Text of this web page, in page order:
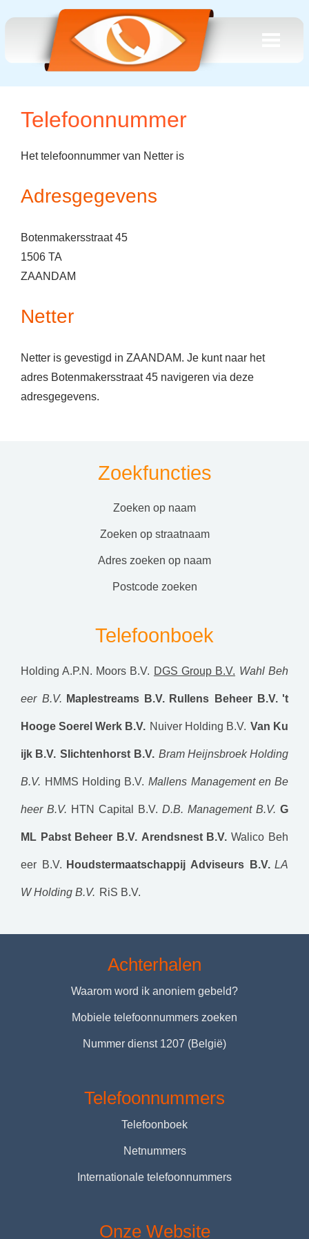
Telefoonnummer
Het telefoonnummer van Netter is
Adresgegevens
Botenmakersstraat 45
1506 TA
ZAANDAM
Netter
Netter is gevestigd in ZAANDAM. Je kunt naar het
adres Botenmakersstraat 45 navigeren via deze
adresgegevens.
Zoekfuncties
zoeken op naam
zoeken op straatnaam
adres zoeken op naam
postcode zoeken
Telefoonboek
Holding A.P.N. Moors B.V. DGS Group B.V. Wahl Beh
eer B.V. Maplestreams B.V. Rullens Beheer B.V. 't
Hooge Soerel Werk B.V. Nuiver Holding B.V. Van Ku
ijk B.V. Slichtenhorst B.V. Bram Heijnsbroek Holding
B.V. HMMS Holding B.V. Mallens Management en Be
heer B.V. HTN Capital B.V. D.B. Management B.V. G
ML Pabst Beheer B.V. Arendsnest B.V. Walico Beh
eer B.V. Houdstermaatschappij Adviseurs B.V. LA
W Holding B.V. RiS B.V.
Achterhalen
Waarom word ik anoniem gebeld?
Mobiele telefoonnummers zoeken
Nummer dienst 1207 (België)
Telefoonnummers
Telefoonboek
Netnummers
Internationale telefoonnummers
Onze Website